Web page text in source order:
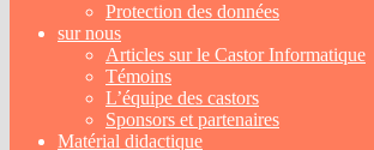
Protection des données
sur nous
Articles sur le Castor Informatique
Témoins
L’équipe des castors
Sponsors et partenaires
Matérial didactique